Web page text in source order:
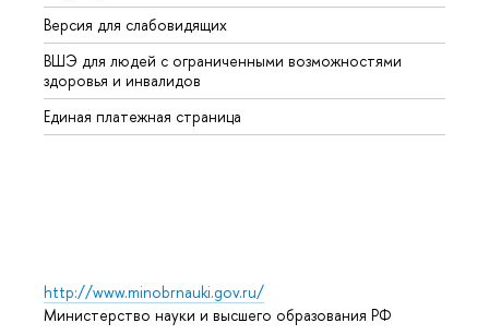
Версия для слабовидящих
ВШЭ для людей с ограниченными возможностями
здоровья и инвалидов
Единая платежная страница
http://www.minobrnauki.gov.ru/
Министерство науки и высшего образования РФ